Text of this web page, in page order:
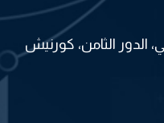
الدور الثامن، كورنيش